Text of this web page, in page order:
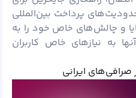
پرداخت بین‌المللی
و چالش‌های خاص خود را به
به نیازهای خاص کاربران
ایرانی